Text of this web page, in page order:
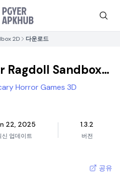
2D 다운로드
Ragdoll Sandbox
Horror Games 3D
22, 2025
신 업데이트
1.3.2
버전
공유